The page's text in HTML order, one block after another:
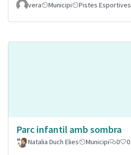
vera
Municipi Pistes Esportives
Parc infantil amb sombra
Natalia Duch Elies
Municipi 0 0